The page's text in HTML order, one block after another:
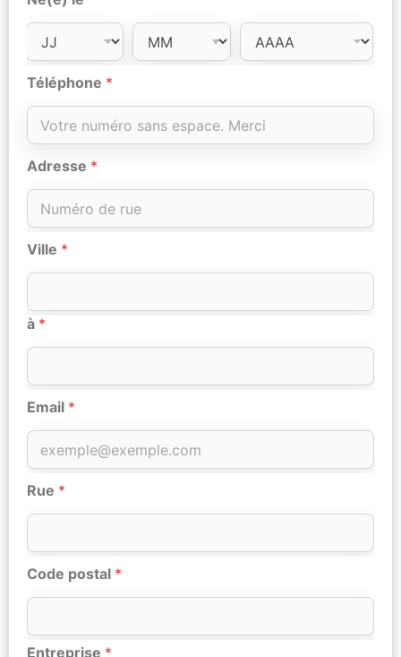
Téléphone *
Adresse *
Ville *
à *
Email *
Rue *
Code postal *
Entreprise *